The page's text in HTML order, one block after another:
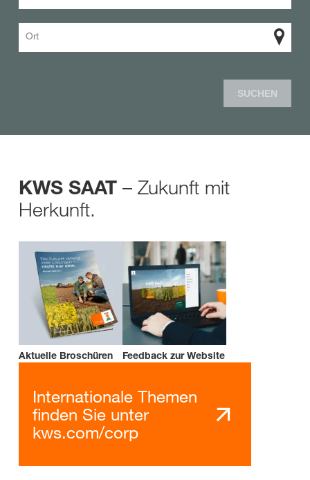
Ort
SUCHEN
KWS SAAT – Zukunft mit
Herkunft.
Aktuelle Broschüren Feedback zur Website
Internationale Themen
finden Sie unter
kws.com/corp